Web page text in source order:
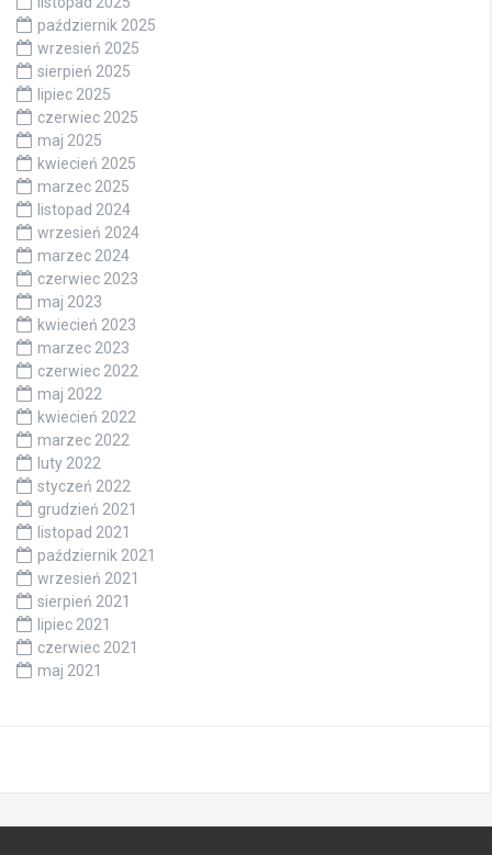
październik 2025
wrzesień 2025
sierpień 2025
lipiec 2025
czerwiec 2025
maj 2025
kwiecień 2025
marzec 2025
listopad 2024
wrzesień 2024
marzec 2024
czerwiec 2023
maj 2023
kwiecień 2023
marzec 2023
czerwiec 2022
maj 2022
kwiecień 2022
marzec 2022
luty 2022
styczeń 2022
grudzień 2021
listopad 2021
październik 2021
wrzesień 2021
sierpień 2021
lipiec 2021
czerwiec 2021
maj 2021